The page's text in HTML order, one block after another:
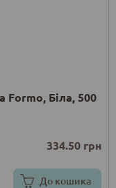
Formo, Біла, 500
334.50 грн
До кошика